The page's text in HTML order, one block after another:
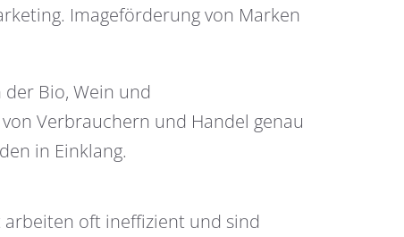
Imageförderung von Marken
Bio, Wein und
Verbrauchern und Handel genau
in Einklang.
oft ineffizient und sind